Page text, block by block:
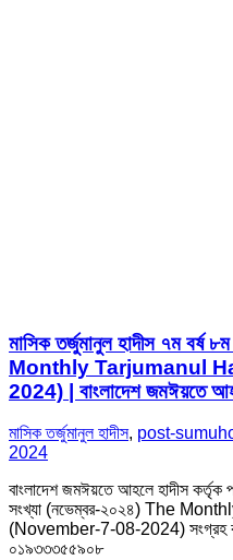
মাসিক তর্জুমানুল হাদীস ৭ম বর্ষ
Monthly Tarjumanul
2024) | বাংলাদেশ জমঈয়তে
মাসিক তর্জুমানুল হাদীস, post-
2024
বাংলাদেশ জমঈয়তে আহলে হাদীস কর্তৃক
সংখ্যা (নভেম্বর-২০২৪) The
(November-7-08-2024) সংগ্রহ
০১৯৩৩৩৫৫৯০৮